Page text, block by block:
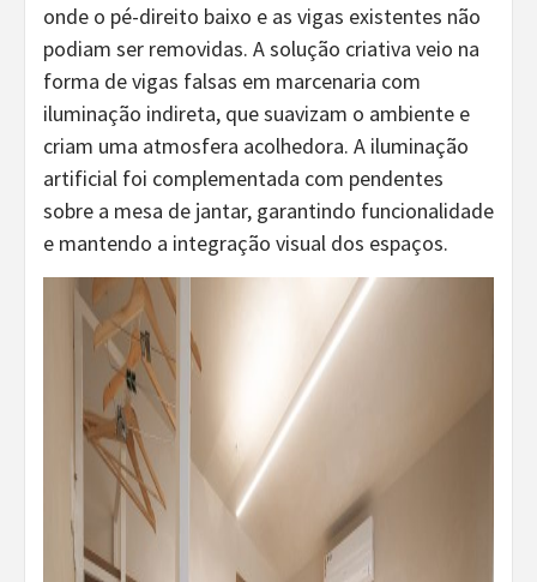
onde o pé-direito baixo e as vigas existentes não
podiam ser removidas. A solução criativa veio na
forma de vigas falsas em marcenaria com
iluminação indireta, que suavizam o ambiente e
criam uma atmosfera acolhedora. A iluminação
artificial foi complementada com pendentes
sobre a mesa de jantar, garantindo funcionalidade
e mantendo a integração visual dos espaços.